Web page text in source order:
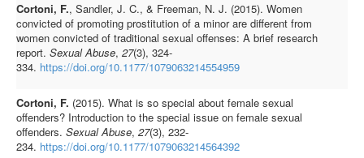
Cortoni, F., Sandler, J. C., & Freeman, N. J. (2015). Women
convicted of promoting prostitution of a minor are different from
women convicted of traditional sexual offenses: A brief research
report. Sexual Abuse, 27(3), 324-
334. https://doi.org/10.1177/1079063214554959
Cortoni, F. (2015). What is so special about female sexual
offenders? Introduction to the special issue on female sexual
offenders. Sexual Abuse, 27(3), 232-
234. https://doi.org/10.1177/1079063214564392